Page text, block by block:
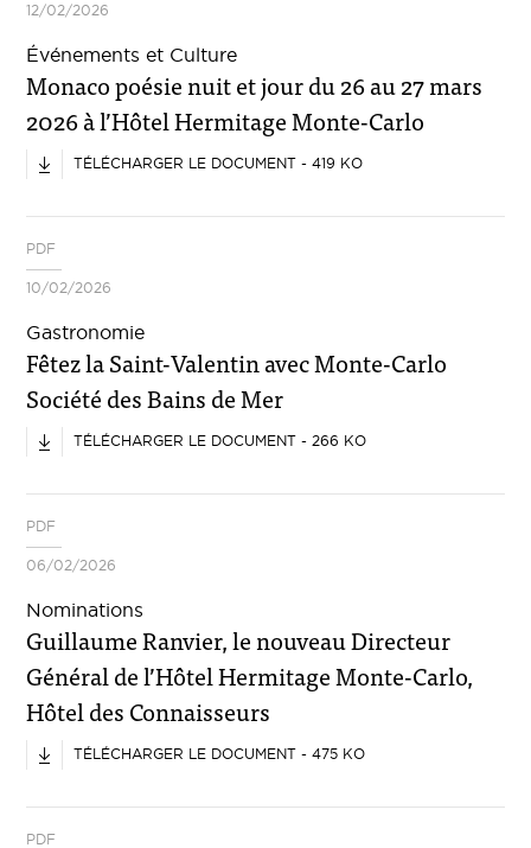
12/02/2026
Événements et Culture
Monaco poésie nuit et jour du 26 au 27 mars
2026 à l’Hôtel Hermitage Monte-Carlo
TÉLÉCHARGER LE DOCUMENT - 419 KO
PDF
10/02/2026
Gastronomie
Fêtez la Saint-Valentin avec Monte-Carlo
Société des Bains de Mer
TÉLÉCHARGER LE DOCUMENT - 266 KO
PDF
06/02/2026
Nominations
Guillaume Ranvier, le nouveau Directeur
Général de l’Hôtel Hermitage Monte-Carlo,
Hôtel des Connaisseurs
TÉLÉCHARGER LE DOCUMENT - 475 KO
PDF